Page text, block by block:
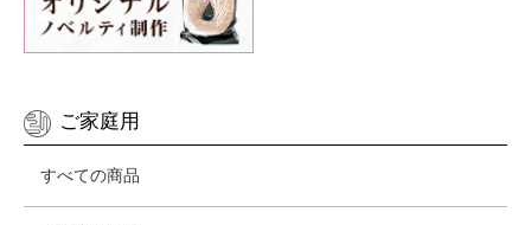
ご家庭用
すべての商品